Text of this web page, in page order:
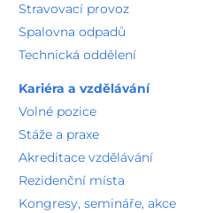
Stravovací provoz
Spalovna odpadů
Technická oddělení
Kariéra a vzdělávání
Volné pozice
Stáže a praxe
Akreditace vzdělávání
Rezidenční místa
Kongresy, semináře, akce